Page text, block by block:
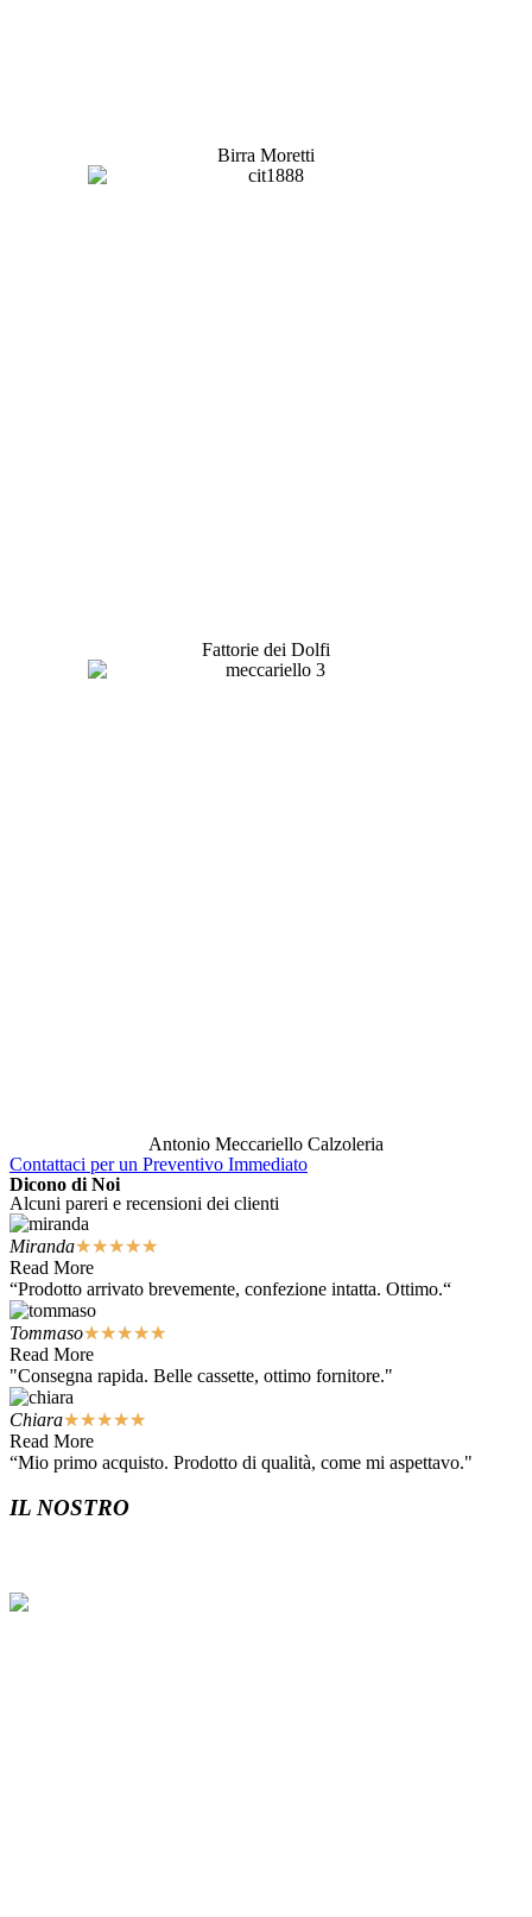
Birra Moretti
Fattorie dei Dolfi
Antonio Meccariello Calzoleria
Contattaci per un Preventivo Immediato
Dicono di Noi
Alcuni pareri e recensioni dei clienti
Miranda★★★★★
Read More
“Prodotto arrivato brevemente, confezione intatta. Ottimo.“
Tommaso★★★★★
Read More
"Consegna rapida. Belle cassette, ottimo fornitore."
Chiara★★★★★
Read More
“Mio primo acquisto. Prodotto di qualità, come mi aspettavo."
IL NOSTRO